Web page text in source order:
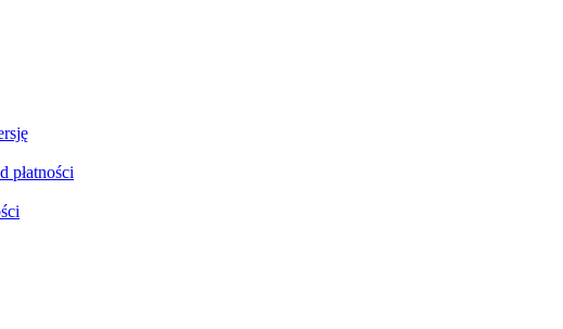
płatności